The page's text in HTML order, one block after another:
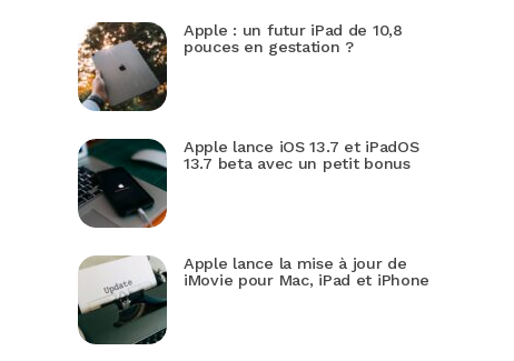
Apple : un futur iPad de 10,8
pouces en gestation ?
Apple lance iOS 13.7 et iPadOS
13.7 beta avec un petit bonus
Apple lance la mise à jour de
iMovie pour Mac, iPad et iPhone